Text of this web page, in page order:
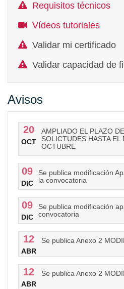
Requisitos técnicos
Vídeos tutoriales
Validar mi certificado
Validar capacidad de
Avisos
20
OCT
AMPLIADO EL PLAZO
SOLICTUDES HASTA
OCTUBRE
09
DIC
Se publica modificación
la convocatoria
09
DIC
Se publica modificación
convocatoria
12
ABR
Se publica Anexo 2
12
ABR
Se publica Anexo 2